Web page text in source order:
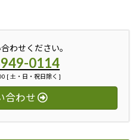
わせください。
0114
[ 土・日・祝日除く ]
合わせ